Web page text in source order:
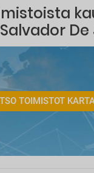
De
TOIMISTOT